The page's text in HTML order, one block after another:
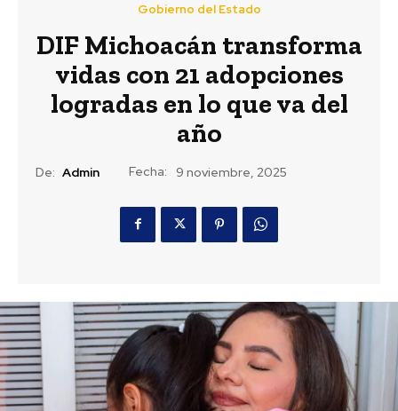
Gobierno del Estado
DIF Michoacán transforma
vidas con 21 adopciones
logradas en lo que va del
año
De: Admin Fecha: 9 noviembre, 2025